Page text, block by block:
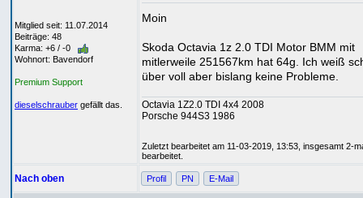
Mitglied seit: 11.07.2014
Beiträge: 48
Karma: +6 / -0
Wohnort: Bavendorf
Premium Support
dieselschrauber gefällt das.
Moin
Skoda Octavia 1z 2.0 TDI Motor BMM mit
mitlerweile 251567km hat 64g. Ich weiß
über voll aber bislang keine Probleme.
Octavia 1Z2.0 TDI 4x4 2008
Porsche 944S3 1986
Zuletzt bearbeitet am 11-03-2019, 13:53, insgesamt 2-
bearbeitet.
Nach oben Profil PN E-Mail